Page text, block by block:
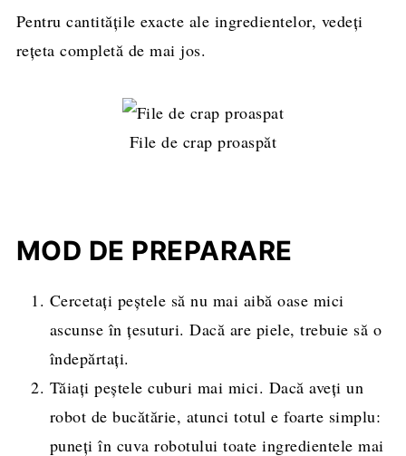
Pentru cantitățile exacte ale ingredientelor, vedeți
rețeta completă de mai jos.
File de crap proaspăt
MOD DE PREPARARE
Cercetați peștele să nu mai aibă oase mici
ascunse în țesuturi. Dacă are piele, trebuie să o
îndepărtați.
Tăiați peștele cuburi mai mici. Dacă aveți un
robot de bucătărie, atunci totul e foarte simplu:
puneți în cuva robotului toate ingredientele mai